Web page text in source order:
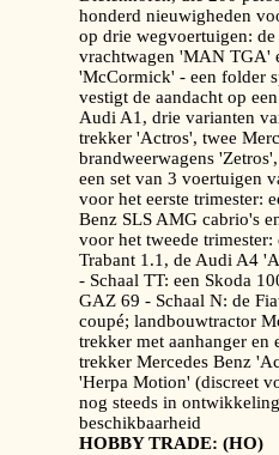
honderd nieuwigheden
op drie wegvoertuigen: de
vrachtwagen 'MAN TGA'
'McCormick' - een folder
vestigt de aandacht op
Audi A1, drie varianten
trekker 'Actros', twee
brandweerwagens
een set van 3 voertuigen
voor het eerste trimester:
Benz SLS AMG cabrio's
voor het tweede
Trabant 1.1, de Audi A4
- Schaal TT: een Skoda
GAZ 69 - Schaal N: de
coupé; landbouwtractor
trekker met aanhanger en
trekker Mercedes Benz
'Herpa Motion' (discreet
nog steeds in
beschikbaarheid
HOBBY TRADE: (HO)